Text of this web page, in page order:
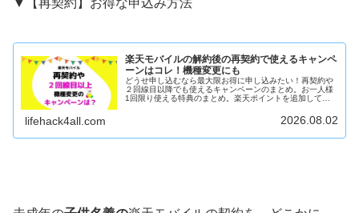
▼【再契約】お得な申込み方法
楽天モバイルの解約後の再契約で使えるキャンペ
ーンはコレ！機種変更にも
どうせ申し込むなら最大限お得に申し込みたい！再契約や
２回線目以降でも使えるキャンペーンのまとめ。お一人様
1回限り使える特典のまとめ。楽天ポイントを追加して申
lifehack4all.com 2026.08.02